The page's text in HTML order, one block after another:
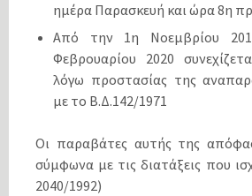
ημέρα Παρασκευή και ώρα 8η
Από την 1η Νοεμβρίου
Φεβρουαρίου 2020
λόγω προστασίας της
με το Β.Δ.142/1971
Οι παραβάτες αυτής της
σύμφωνα με τις διατάξεις που
2040/1992)